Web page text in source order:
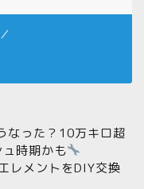
なった？10万キロ超
時期かも
レメントをDIY交換